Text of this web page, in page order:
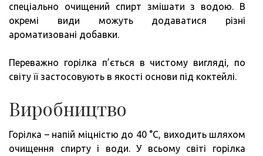
спеціально очищений спирт змішати з водою. В
окремі види можуть додаватися різні
ароматизовані добавки.
Переважно горілка п’ється в чистому вигляді, по
світу її застосовують в якості основи під коктейлі.
Виробництво
Горілка – напій міцністю до 40 °C, виходить шляхом
очищення спирту і води. У всьому світі горілка